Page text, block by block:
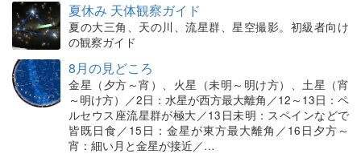
夏休み 天体観察ガイド
夏の大三角、天の川、流星群、星空撮影。初級者向け
の観察ガイド
8月の見どころ
金星（夕方～宵）、火星（未明～明け方）、土星（宵
～明け方）／2日：水星が西方最大離角／12～13日：ペ
ルセウス座流星群が極大／13日未明：スペインなどで
皆既日食／15日：金星が東方最大離角／16日夕方～
宵：細い月と金星が接近／…